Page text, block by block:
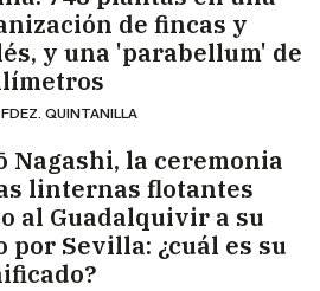
de fincas y
y una 'parabellum' de
QUINTANILLA
Nagashi, la ceremonia
linternas flotantes
al Guadalquivir a su
por Sevilla: ¿cuál es su